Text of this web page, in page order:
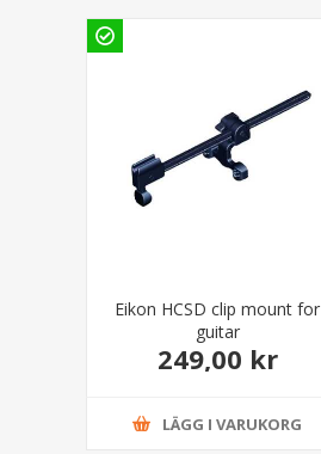
Eikon HCSD clip mount for
guitar
249,00 kr
LÄGG I VARUKORG